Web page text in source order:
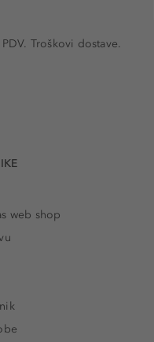
Troškovi dostave.
web shop